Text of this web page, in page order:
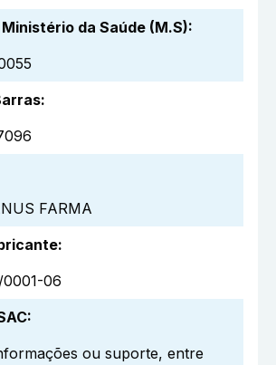
da Saúde (M.S):
:
FARMA
:
06
:
ou suporte, entre